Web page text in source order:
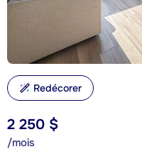
2 250 $
/mois
Redécorer